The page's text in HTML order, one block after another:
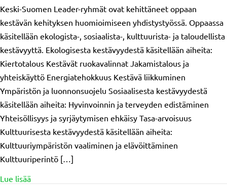
Keski-Suomen Leader-ryhmät ovat kehittäneet oppaan
kestävän kehityksen huomioimiseen yhdistystyössä. Oppaassa
käsitellään ekologista-, sosiaalista-, kulttuurista- ja taloudellista
kestävyyttä. Ekologisesta kestävyydestä käsitellään aiheita:
Kiertotalous Kestävät ruokavalinnat Jakamistalous ja
yhteiskäyttö Energiatehokkuus Kestävä liikkuminen
Ympäristön ja luonnonsuojelu Sosiaalisesta kestävyydestä
käsitellään aiheita: Hyvinvoinnin ja terveyden edistäminen
Yhteisöllisyys ja syrjäytymisen ehkäisy Tasa-arvoisuus
Kulttuurisesta kestävyydestä käsitellään aiheita:
Kulttuuriympäristön vaaliminen ja elävöittäminen
Kulttuuriperintö […]
Lue lisääabout Artikkelisarja KESTÄVÄ YHDISTYS: